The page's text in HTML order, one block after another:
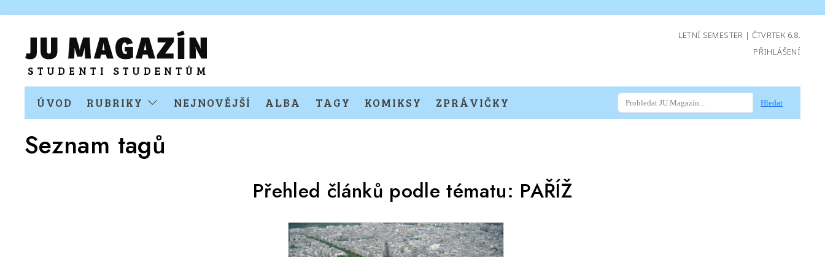
LETNÍ SEMESTER | ČTVRTEK 6.8.
PŘIHLÁŠENÍ
ÚVOD RUBRIKY NEJNOVĚJŠÍ ALBA TAGY KOMIKSY ZPRÁVIČKY Hledat
Seznam tagů
Přehled článků podle tématu: PAŘÍŽ